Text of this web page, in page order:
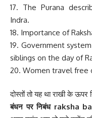
17. The Purana
Indra.
18. Importance of
19. Government
siblings on the day of
20. Women travel free
दोस्तों तो यह था राखी के
बंधन पर निबंध raksha